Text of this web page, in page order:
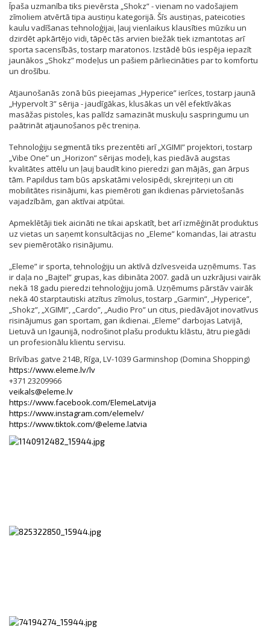
Īpaša uzmanība tiks pievērsta „Shokz” - vienam no vadošajiem
zīmoliem atvērtā tipa austiņu kategorijā. Šīs austiņas, pateicoties
kaulu vadīšanas tehnoloģijai, ļauj vienlaikus klausīties mūziku un
dzirdēt apkārtējo vidi, tāpēc tās arvien biežāk tiek izmantotas arī
sporta sacensībās, tostarp maratonos. Izstādē būs iespēja iepazīt
jaunākos „Shokz” modeļus un pašiem pārliecināties par to komfortu
un drošību.
Atjaunošanās zonā būs pieejamas „Hyperice” ierīces, tostarp jaunā
„Hypervolt 3” sērija - jaudīgākas, klusākas un vēl efektīvākas
masāžas pistoles, kas palīdz samazināt muskuļu saspringumu un
paātrināt atjaunošanos pēc treniņa.
Tehnoloģiju segmentā tiks prezentēti arī „XGIMI” projektori, tostarp
„Vibe One” un „Horizon” sērijas modeļi, kas piedāvā augstas
kvalitātes attēlu un ļauj baudīt kino pieredzi gan mājās, gan ārpus
tām. Papildus tam būs apskatāmi velosipēdi, skrejriteņi un citi
mobilitātes risinājumi, kas piemēroti gan ikdienas pārvietošanās
vajadzībām, gan aktīvai atpūtai.
Apmeklētāji tiek aicināti ne tikai apskatīt, bet arī izmēģināt produktus
uz vietas un saņemt konsultācijas no „Eleme” komandas, lai atrastu
sev piemērotāko risinājumu.
„Eleme” ir sporta, tehnoloģiju un aktīvā dzīvesveida uzņēmums. Tas
ir daļa no „Bajtel” grupas, kas dibināta 2007. gadā un uzkrājusi vairāk
nekā 18 gadu pieredzi tehnoloģiju jomā. Uzņēmums pārstāv vairāk
nekā 40 starptautiski atzītus zīmolus, tostarp „Garmin”, „Hyperice”,
„Shokz”, „XGIMI”, „Cardo”, „Audio Pro” un citus, piedāvājot inovatīvus
risinājumus gan sportam, gan ikdienai. „Eleme” darbojas Latvijā,
Lietuvā un Igaunijā, nodrošinot plašu produktu klāstu, ātru piegādi
un profesionālu klientu servisu.
Brīvības gatve 214B, Rīga, LV-1039 Garminshop (Domina Shopping)
https://www.eleme.lv/lv
+371 23209966
veikals@eleme.lv
https://www.facebook.com/ElemeLatvija
https://www.instagram.com/elemelv/
https://www.tiktok.com/@eleme.latvia